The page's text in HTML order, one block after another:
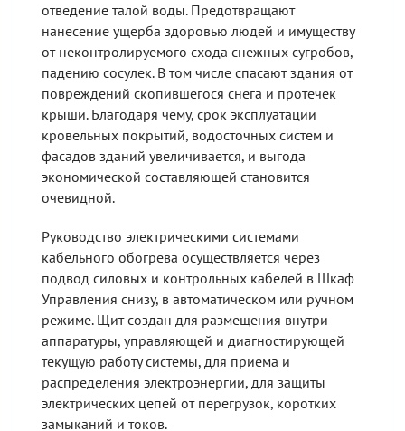
отведение талой воды. Предотвращают
нанесение ущерба здоровью людей и имуществу
от неконтролируемого схода снежных сугробов,
падению сосулек. В том числе спасают здания от
повреждений скопившегося снега и протечек
крыши. Благодаря чему, срок эксплуатации
кровельных покрытий, водосточных систем и
фасадов зданий увеличивается, и выгода
экономической составляющей становится
очевидной.
Руководство электрическими системами
кабельного обогрева осуществляется через
подвод силовых и контрольных кабелей в Шкаф
Управления снизу, в автоматическом или ручном
режиме. Щит создан для размещения внутри
аппаратуры, управляющей и диагностирующей
текущую работу системы, для приема и
распределения электроэнергии, для защиты
электрических цепей от перегрузок, коротких
замыканий и токов.